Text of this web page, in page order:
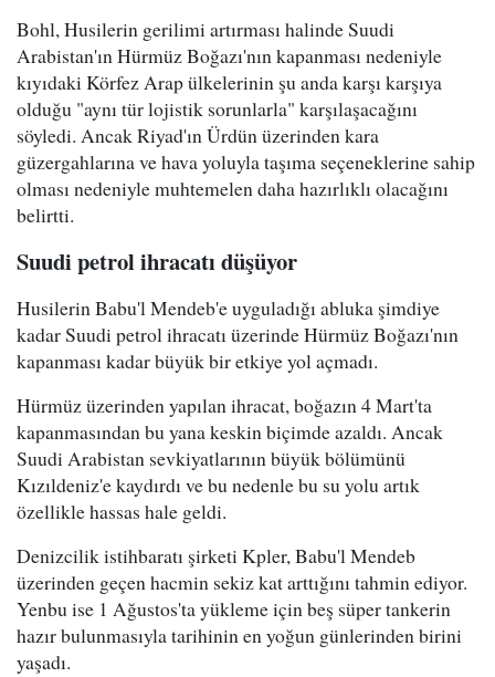
Bohl, Husilerin gerilimi artırması halinde Suudi
Arabistan'ın Hürmüz Boğazı'nın kapanması nedeniyle
kıyıdaki Körfez Arap ülkelerinin şu anda karşı karşıya
olduğu "aynı tür lojistik sorunlarla" karşılaşacağını
söyledi. Ancak Riyad'ın Ürdün üzerinden kara
güzergahlarına ve hava yoluyla taşıma seçeneklerine sahip
olması nedeniyle muhtemelen daha hazırlıklı olacağını
belirtti.
Suudi petrol ihracatı düşüyor
Husilerin Babu'l Mendeb'e uyguladığı abluka şimdiye
kadar Suudi petrol ihracatı üzerinde Hürmüz Boğazı'nın
kapanması kadar büyük bir etkiye yol açmadı.
Hürmüz üzerinden yapılan ihracat, boğazın 4 Mart'ta
kapanmasından bu yana keskin biçimde azaldı. Ancak
Suudi Arabistan sevkiyatlarının büyük bölümünü
Kızıldeniz'e kaydırdı ve bu nedenle bu su yolu artık
özellikle hassas hale geldi.
Denizcilik istihbaratı şirketi Kpler, Babu'l Mendeb
üzerinden geçen hacmin sekiz kat arttığını tahmin ediyor.
Yenbu ise 1 Ağustos'ta yükleme için beş süper tankerin
hazır bulunmasıyla tarihinin en yoğun günlerinden birini
yaşadı.